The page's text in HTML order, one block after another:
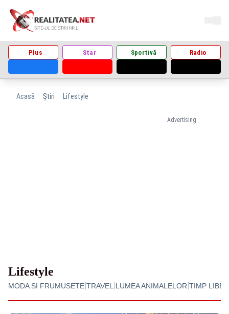
Plus Star Sportivă Radio
Acasă Știri Lifestyle
Advertising
Lifestyle
MODA SI FRUMUSETE|TRAVEL |LUMEA ANIMALELOR|TIMP LIBER